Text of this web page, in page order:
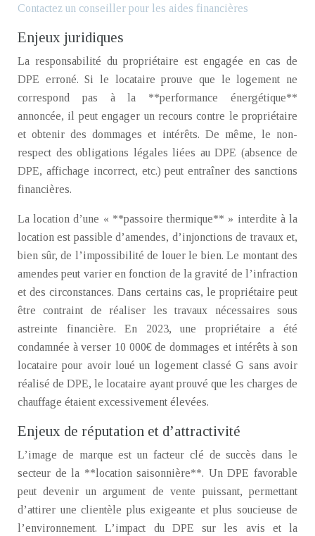
Contactez un conseiller pour les aides financières
Enjeux juridiques
La responsabilité du propriétaire est engagée en cas de
DPE erroné. Si le locataire prouve que le logement ne
correspond pas à la **performance énergétique**
annoncée, il peut engager un recours contre le propriétaire
et obtenir des dommages et intérêts. De même, le non-
respect des obligations légales liées au DPE (absence de
DPE, affichage incorrect, etc.) peut entraîner des sanctions
financières.
La location d’une « **passoire thermique** » interdite à la
location est passible d’amendes, d’injonctions de travaux et,
bien sûr, de l’impossibilité de louer le bien. Le montant des
amendes peut varier en fonction de la gravité de l’infraction
et des circonstances. Dans certains cas, le propriétaire peut
être contraint de réaliser les travaux nécessaires sous
astreinte financière. En 2023, une propriétaire a été
condamnée à verser 10 000€ de dommages et intérêts à son
locataire pour avoir loué un logement classé G sans avoir
réalisé de DPE, le locataire ayant prouvé que les charges de
chauffage étaient excessivement élevées.
Enjeux de réputation et d’attractivité
L’image de marque est un facteur clé de succès dans le
secteur de la **location saisonnière**. Un DPE favorable
peut devenir un argument de vente puissant, permettant
d’attirer une clientèle plus exigeante et plus soucieuse de
l’environnement. L’impact du DPE sur les avis et la